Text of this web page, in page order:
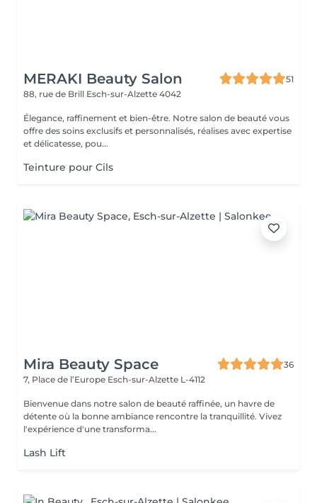
MERAKI Beauty Salon
51
88, rue de Brill Esch-sur-Alzette 4042
Élegance, raffinement et bien-être. Notre salon de beauté vous
offre des soins exclusifs et personnalisés, réalises avec expertise
et délicatesse, pou...
Teinture pour Cils
Mira Beauty Space
36
7, Place de l’Europe Esch-sur-Alzette L-4112
Bienvenue dans notre salon de beauté raffinée, un havre de
détente où la bonne ambiance rencontre la tranquillité. Vivez
l'expérience d'une transforma...
Lash Lift